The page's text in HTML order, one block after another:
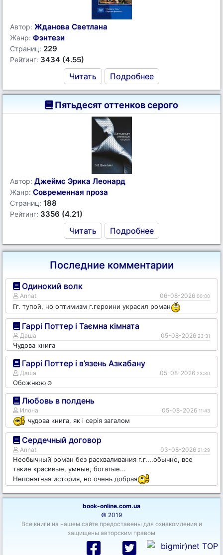
Автор: Жданова Светлана
Жанр: Фэнтези
Страниц: 229
Рейтинг: 3434 (4.55)
Читать Подробнее
Пятьдесят оттенков серого
Автор: Джеймс Эрика Леонард
Жанр: Современная проза
Страниц: 188
Рейтинг: 3356 (4.21)
Читать Подробнее
Последние комментарии
Одинокий волк
Annat 06-08-2026 00:00
Гг. тупой, но оптимизм г.героини украсил роман
Гаррі Поттер і Таємна кімната
Даша 05-08-2026 23:31
Чудова книга
Гаррі Поттер і в’язень Азкабану
Даша 05-08-2026 23:30
Обожнюю☺️
Любовь в полдень
Илона 05-08-2026 11:43
чудова книга, як і серія загалом
Сердечный договор
Annat 03-08-2026 21:29
Необычный роман без расхваливания г.г....обычно, все
такие красивые, умные, богатые...
Непонятная история, но очень добрая
book-online.com.ua
© 2019
Все книги на нашем сайте предоставены для ознакомления и
защищены авторским правом